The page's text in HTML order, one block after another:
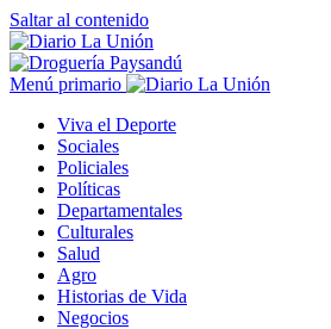
Saltar al contenido
Menú primario
Viva el Deporte
Sociales
Policiales
Políticas
Departamentales
Culturales
Salud
Agro
Historias de Vida
Negocios